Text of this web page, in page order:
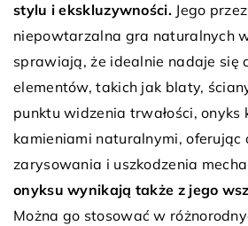
stylu i ekskluzywności.Jego
niepowtarzalna gra naturalnych
sprawiają, że idealnie nadaje się
elementów, takich jak blaty,
punktu widzenia trwałości, onyks
kamieniami naturalnymi, oferując
zarysowania i uszkodzenia
onyksu wynikają także z jego
Można go stosować w